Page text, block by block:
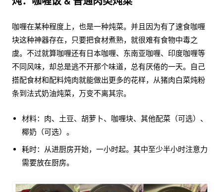
咖喱在某种程度上，也是一种炖菜。并且因为有了速食咖喱
块这种神器存在，只要把食材煮熟，就很难有食物中毒之
虞。不过就算咖喱还有日本咖喱、东南亚咖喱、印度咖喱等
不同风味，却总是逃不开那个味道，总有厌倦的一天。自己
搭配食材和配料炖肉就能做出更多的花样，从猪肉白菜炖粉
条到法式奶油炖菜，万变不离其宗。
材料：肉、土豆、胡萝卜、咖喱块、其他配菜（可选）、
椰奶（可选）。
耗时：从进厨房开始，一小时起。其中至少半小时注意力
需要放在厨房。